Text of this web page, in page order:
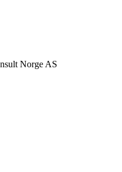
Norge AS